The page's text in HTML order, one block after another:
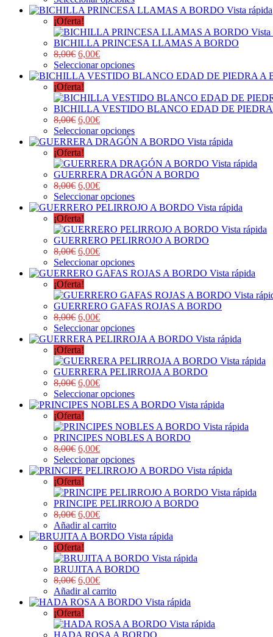
Vista rápida
¡Oferta!
Vista
BICHILLA PRINCESA LLAMAS A BORDO
8,00€ 6,00€
Seleccionar opciones
¡Oferta!
BICHILLA VESTIDO BLANCO EDAD DE
8,00€ 6,00€
Seleccionar opciones
Vista rápida
¡Oferta!
Vista rápida
GUERRERA DRAGÓN A BORDO
8,00€ 6,00€
Seleccionar opciones
Vista rápida
¡Oferta!
Vista rápida
GUERRERO PELIRROJO A BORDO
8,00€ 6,00€
Seleccionar opciones
Vista rápida
¡Oferta!
Vista
GUERRERO GAFAS ROJAS A BORDO
8,00€ 6,00€
Seleccionar opciones
Vista rápida
¡Oferta!
Vista rápida
GUERRERA PELIRROJA A BORDO
8,00€ 6,00€
Seleccionar opciones
Vista rápida
¡Oferta!
Vista rápida
PRINCIPES NOBLES A BORDO
8,00€ 6,00€
Seleccionar opciones
Vista rápida
¡Oferta!
Vista rápida
PRINCIPE PELIRROJO A BORDO
8,00€ 6,00€
Añadir al carrito
Vista rápida
¡Oferta!
Vista rápida
BRUJITA A BORDO
8,00€ 6,00€
Añadir al carrito
Vista rápida
¡Oferta!
Vista rápida
HADA ROSA A BORDO